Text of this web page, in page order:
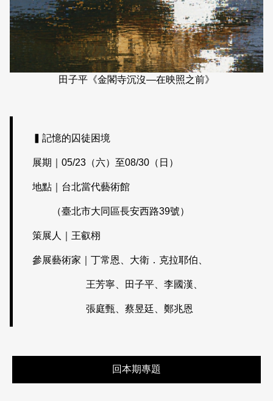
田子平《金閣寺沉沒—在映照之前》
▍記憶的囚徒困境
展期｜05/23（六）至08/30（日）
地點｜台北當代藝術館
（臺北市大同區長安西路39號）
策展人｜王叡栩
參展藝術家｜丁常恩、大衛．克拉耶伯、
王芳寧、田子平、李國漢、
張庭甄、蔡昱廷、鄭兆恩
回本期專題